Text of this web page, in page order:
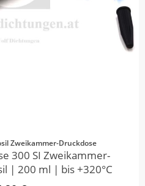
Zweikammer-Druckdose
300 SI Zweikammer-
| 200 ml | bis +320°C